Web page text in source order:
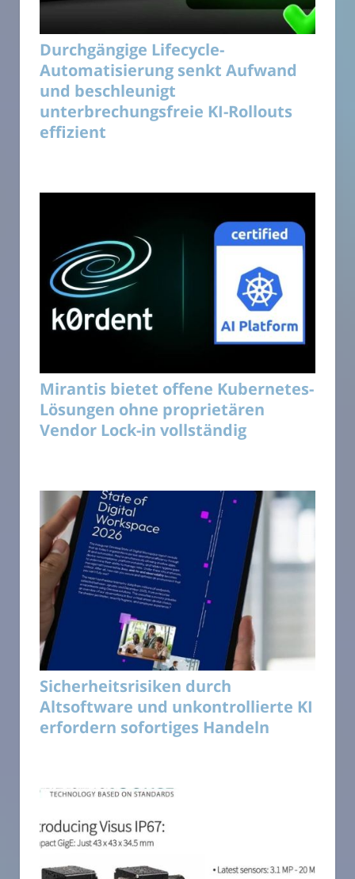
Durchgängige Lifecycle-
Automatisierung senkt Aufwand
und beschleunigt
unterbrechungsfreie KI-Rollouts
effizient
Mirantis bietet offene Kubernetes-
Lösungen ohne proprietären
Vendor Lock-in vollständig
Sicherheitsrisiken durch
Altsoftware und unkontrollierte KI
erfordern sofortiges Handeln